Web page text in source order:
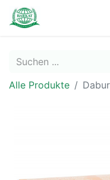
Alle Produkte